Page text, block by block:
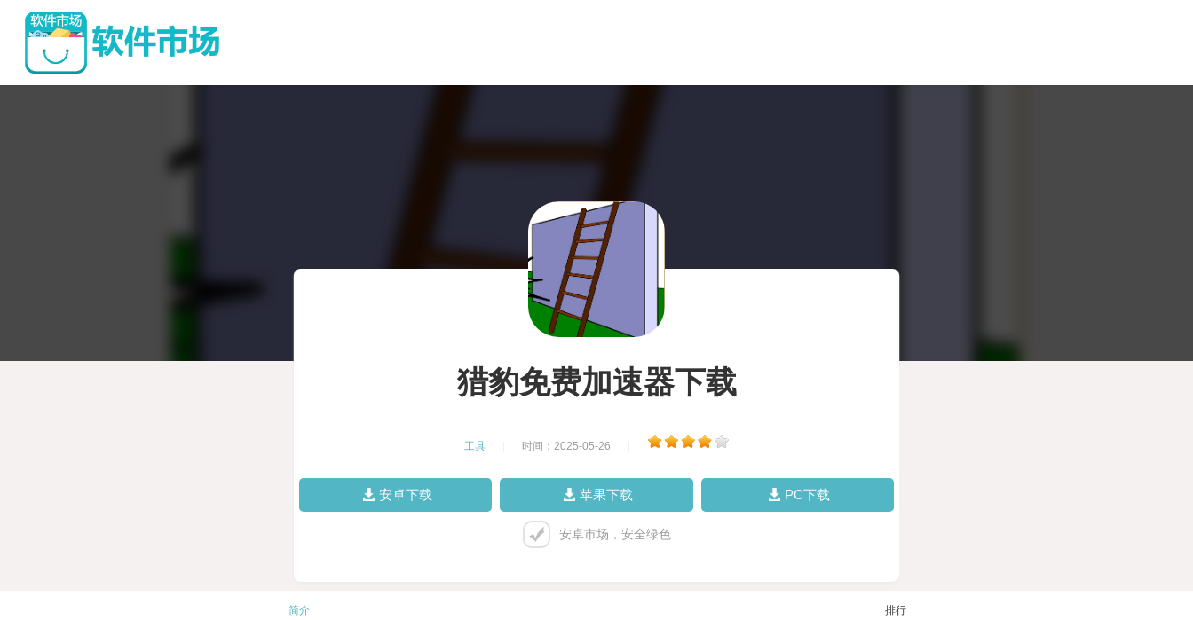
猎豹免费加速器下载
工具 时间：2025-05-26
安卓下载 苹果下载 PC下载
安卓市场，安全绿色
简介 排行